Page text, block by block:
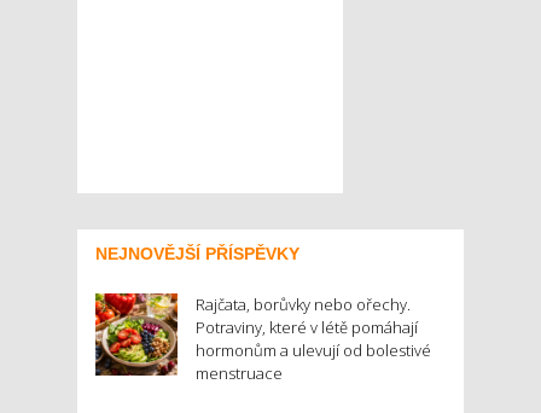
NEJNOVĚJŠÍ PŘÍSPĚVKY
Rajčata, borůvky nebo ořechy.
Potraviny, které v létě pomáhají
hormonům a ulevují od bolestivé
menstruace